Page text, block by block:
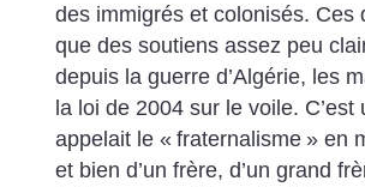
des immigrés et colonisés. Ces
que des soutiens assez peu
depuis la guerre d’Algérie, les
la loi de 2004 sur le voile.
appelait le « fraternalisme » en
et bien d’un frère, d’un grand